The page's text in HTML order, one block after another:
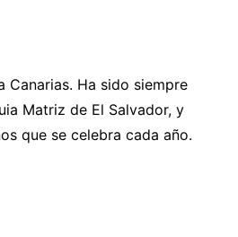
Canarias. Ha sido siempre
Matriz de El Salvador, y
que se celebra cada año.